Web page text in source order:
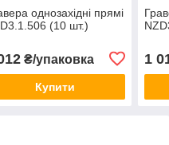
однозахідні прямі
(10 шт.)
₴/упаковка
Купити
1